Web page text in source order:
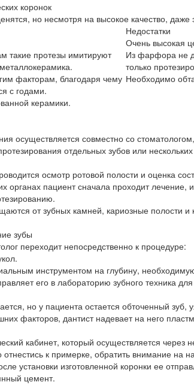
но несмотря на высокое качество,
Недостатки
такие протезы имитируют
факторам, благодаря чему
с годами.
керамики.
Очень высокая
Из фарфора не
только
Необходимо
осуществляется совместно со
отдельных зубов или
осмотр ротовой полости и оценка
органах пациент сначала проходит
от зубных камней, кариозные полости
зубы
переходит непосредственно к процедуре:
инструментом на глубину,
его в лабораторию зубного техника
но у пациента остается обточенный зуб,
факторов, дантист надевает на него
кабинет, который осуществляется через
к примерке, обратить внимание на
установки изготовленной коронки ее
цемент.